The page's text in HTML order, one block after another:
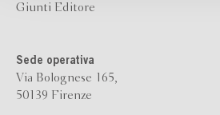
Giunti Editore
Sede operativa
Via Bolognese 165,
50139 Firenze